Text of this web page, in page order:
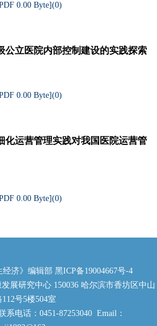
0.00 Byte](0)
公立医院内部控制建设的实践探索
0.00 Byte](0)
化运营管理实践对我国医院运营管
0.00 Byte](0)
济》编辑部 黑ICP备19004667号-4
展研究中心 150036 哈尔滨市香坊区中山
112号5楼504室
电话：0451-87253040 Email：